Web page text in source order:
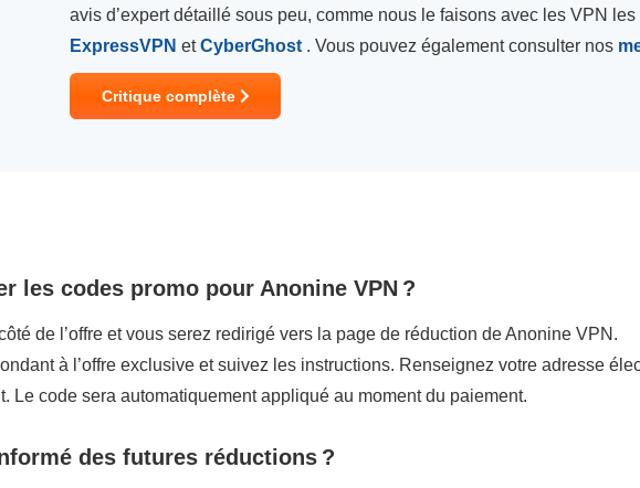
avis d’expert détaillé sous peu, comme nous le faisons avec les VPN
ExpressVPN etCyberGhost . Vous pouvez également consulter nos
Critique complète
les codes promo pour Anonine VPN ?
de l’offre et vous serez redirigé vers la page de réduction de Anonine VPN.
à l’offre exclusive et suivez les instructions. Renseignez votre adresse
Le code sera automatiquement appliqué au moment du paiement.
des futures réductions ?